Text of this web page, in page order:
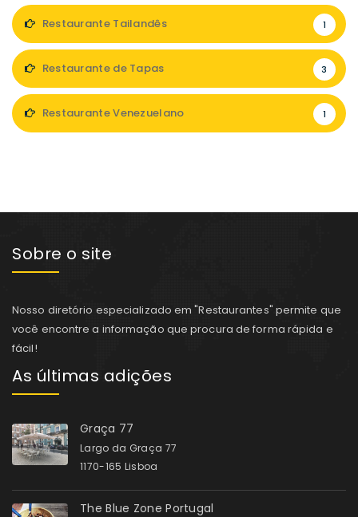
Restaurante Tailandês 1
Restaurante de Tapas 3
Restaurante Venezuelano 1
Sobre o site
Nosso diretório especializado em "Restaurantes" permite que
você encontre a informação que procura de forma rápida e
fácil!
As últimas adições
Graça 77
Largo da Graça 77
1170-165 Lisboa
The Blue Zone Portugal